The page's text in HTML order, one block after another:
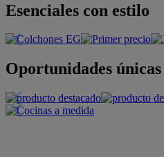
Esenciales con estilo
Oportunidades únicas